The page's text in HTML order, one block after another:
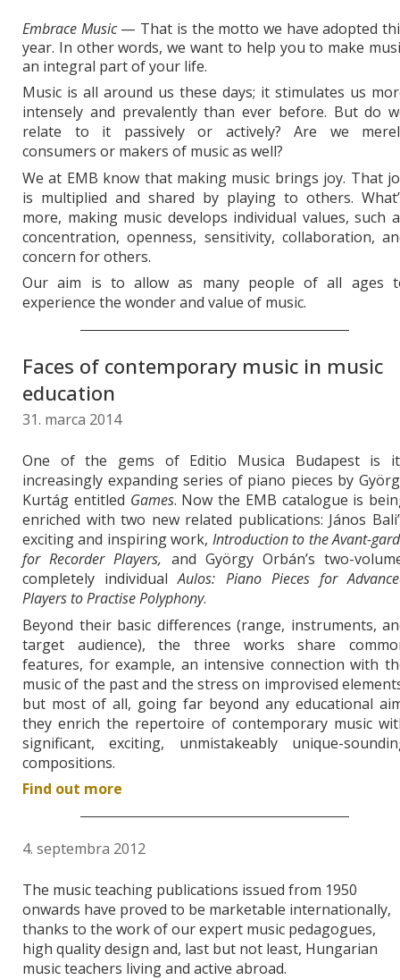
Embrace Music— That is the motto we have adopted
year. In other words, we want to help you to make
an integral part of your life.
Music is all around us these days; it stimulates us
intensely and prevalently than ever before. But do
relate to it passively or actively? Are we
consumers or makers of music as well?
We at EMB know that making music brings joy. That
is multiplied and shared by playing to others.
more, making music develops individual values, such
concentration, openness, sensitivity, collaboration,
concern for others.
Our aim is to allow as many people of all ages
experience the wonder and value of music.
Faces of contemporary music in music
education
31. marca 2014
One of the gems of Editio Musica Budapest is
increasingly expanding series of piano pieces by
Kurtág entitled Games. Now the EMB catalogue is
enriched with two new related publications: János
exciting and inspiring work, Introduction to the Avant-
for Recorder Players, and György Orbán’s two-
completely individualAulos: Piano Pieces for
Players to Practise Polyphony.
Beyond their basic differences (range, instruments,
target audience), the three works share
features, for example, an intensive connection with
music of the past and the stress on improvised
but most of all, going far beyond any educational
they enrich the repertoire of contemporary music
significant, exciting, unmistakeably unique-
compositions.
Find out more
4. septembra 2012
The music teaching publications issued from 1950
onwards have proved to be marketable internationally,
thanks to the work of our expert music pedagogues,
high quality design and, last but not least, Hungarian
music teachers living and active abroad.